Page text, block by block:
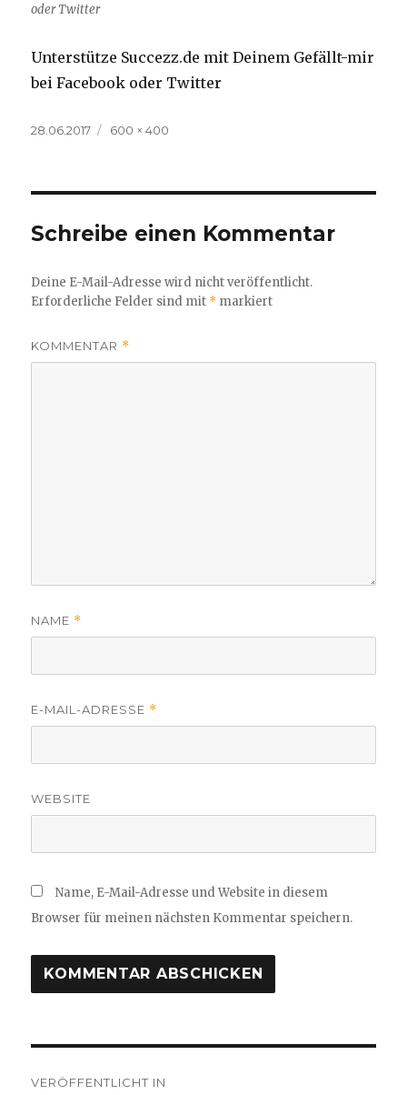
oder Twitter
Unterstütze Succezz.de mit Deinem Gefällt-mir
bei Facebook oder Twitter
Veröffentlicht
28.06.2017
Volle
600 × 400
Schreibe einen Kommentar
Deine E-Mail-Adresse wird nicht veröffentlicht.
Erforderliche Felder sind mit * markiert
KOMMENTAR *
NAME *
E-MAIL-ADRESSE *
WEBSITE
Name, E-Mail-Adresse und Website in diesem
Browser für meinen nächsten Kommentar speichern.
VERÖFFENTLICHT IN